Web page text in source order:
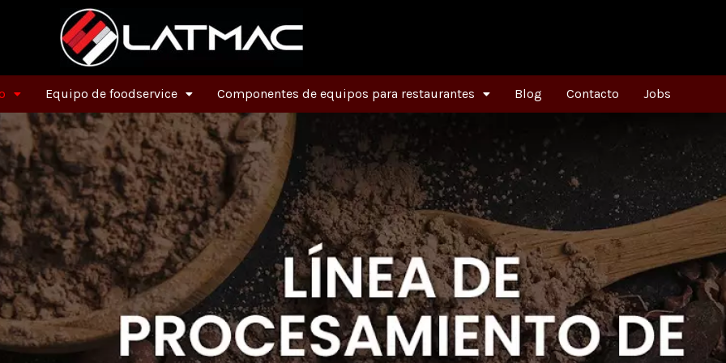
Equipo de foodservice Componentes de equipos para restaurantes Blog Contacto Jobs